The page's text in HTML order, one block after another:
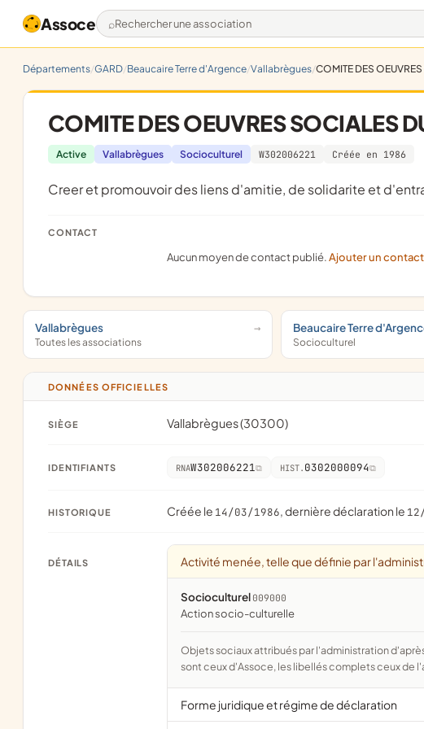
Assoce Rechercher une association
Départements GARD Beaucaire Terre d'Argence Vallabrègues COMITE DES
COMITE DES OEUVRES SOCIALES
Active Vallabrègues Socioculturel W302006221 Créée en 1986
Creer et promouvoir des liens d'amitie, de solidarite et
CONTACT
Aucun moyen de contact publié.Ajouter un contact
Vallabrègues
Toutes les associations
Beaucaire Terre
Socioculturel
DONNÉES OFFICIELLES
SIÈGE Vallabrègues (30300)
IDENTIFIANTS RNAW302006221 HIST. 0302000094
HISTORIQUE Créée le 14/03/1986, dernière déclaration le
DÉTAILS Activité menée, telle que définie par
Socioculturel 009000
action socio-culturelle
Objets sociaux attribués par l'administration d'après l'objet déclaré ; activité NAF attribuée par l'INSEE. Les noms courts
sont ceux d'Assoce, les libellés complets ceux de
Forme juridique et régime de déclaration